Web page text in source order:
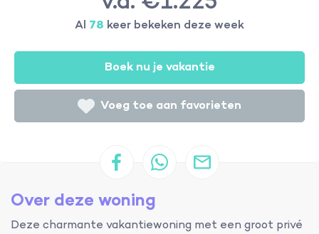
Al 78 keer bekeken deze week
Boek nu je vakantie
Voeg toe aan favorieten
Over deze woning
Deze charmante vakantiewoning met een groot privé